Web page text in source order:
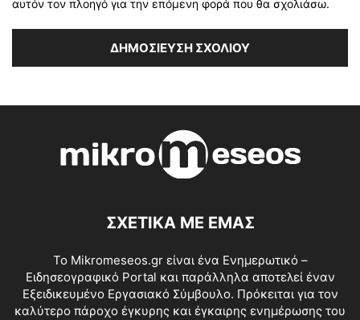
αυτόν τον πλοηγό για την επόμενη φορά που θα σχολιάσω.
ΣΧΕΤΙΚΑ ΜΕ ΕΜΑΣ
Το Mikromeseos.gr είναι ένα Ενημερωτικό –
Ειδησεογραφικό Portal και παράλληλα αποτελεί έναν
Εξειδικευμένο Εργασιακό Σύμβουλο. Πρόκειται για τον
καλύτερο πάροχο έγκυρης και έγκαιρης ενημέρωσης του